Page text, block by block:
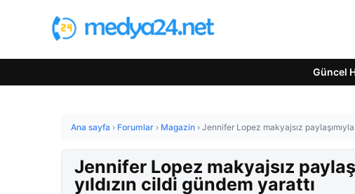
Güncel
Ana sayfa › Forumlar › Magazin › Jennifer Lopez makyajsız
Jennifer Lopez makyajsız
yıldızın cildi gündem yarattı